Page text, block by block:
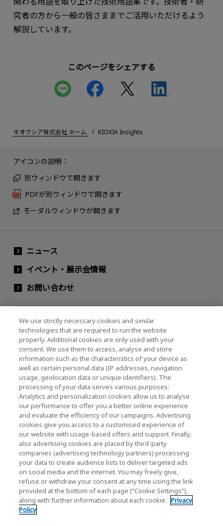
究者の方から一般の皆さままでご活用いただけるよう
解説しています。
このページをシェアする
キオクシア株式会社 ホーム KIOXIA Insights
アイコンの説明：
別ウィンドウで開きます
PDFが別ウィンドウで開きます
モーダルウィンドウが開きます
ニュース
イベント・展示会情報
お問い合わせ
キオクシアホールディングス株式会社（グルー
プ・IR情報）
キオクシアホールディングス株式会社 ホーム
株主・投資家情報
ソーシャルメディア公式アカウント一覧
ソーシャルメディアポリシー
個人情報保護方針
We use strictly necessary cookies and similar
technologies that are required to run the website
properly. Additional cookies are only used with your
consent. We use them to access, analyse and store
information such as the characteristics of your device as
well as certain personal data (IP addresses, navigation
usage, geolocation data or unique identifiers). The
processing of your data serves various purposes:
Analytics and personalization cookies allow us to analyse
our performance to offer you a better online experience
and evaluate the efficiency of our campaigns. Advertising
cookies give you access to a customised experience of
our website with usage-based offers and support. Finally,
also advertising cookies are placed by third-party
companies (advertising technology partners) processing
your data to create audience lists to deliver targeted ads
on social media and the internet. You may freely give,
refuse or withdraw your consent at any time using the link
provided at the bottom of each page (“Cookie Settings”),
along with further information about each cookie. Privacy
Policy